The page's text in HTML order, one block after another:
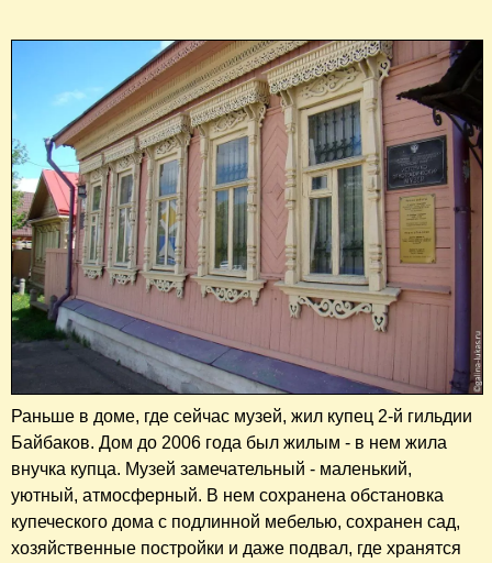
Раньше в доме, где сейчас музей, жил купец 2-й гильдии
Байбаков. Дом до 2006 года был жилым - в нем жила
внучка купца. Музей замечательный - маленький,
уютный, атмосферный. В нем сохранена обстановка
купеческого дома с подлинной мебелью, сохранен сад,
хозяйственные постройки и даже подвал, где хранятся